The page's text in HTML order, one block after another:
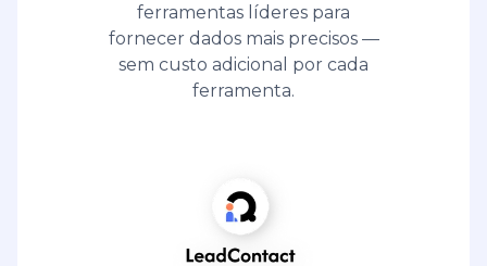
ferramentas líderes para
fornecer dados mais precisos —
sem custo adicional por cada
ferramenta.